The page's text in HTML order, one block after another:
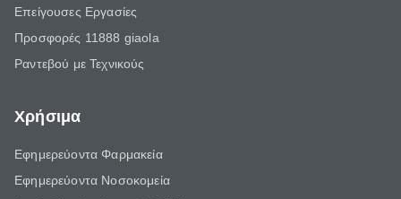
Επείγουσες Εργασίες
Προσφορές 11888 giaola
Ραντεβού με Τεχνικούς
Χρήσιμα
Εφημερεύοντα Φαρμακεία
Εφημερεύοντα Νοσοκομεία